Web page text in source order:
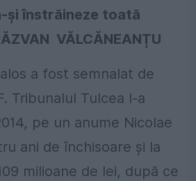
și înstrăineze toată
VĂLCĂNEANȚU
a fost semnalat de
Tribunalul Tulcea l-a
pe un anume Nicolae
ani de închisoare și la
milioane de lei, după ce